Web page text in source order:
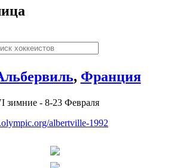
, Франция
зимние - 8-23 Февраля
albertville-1992